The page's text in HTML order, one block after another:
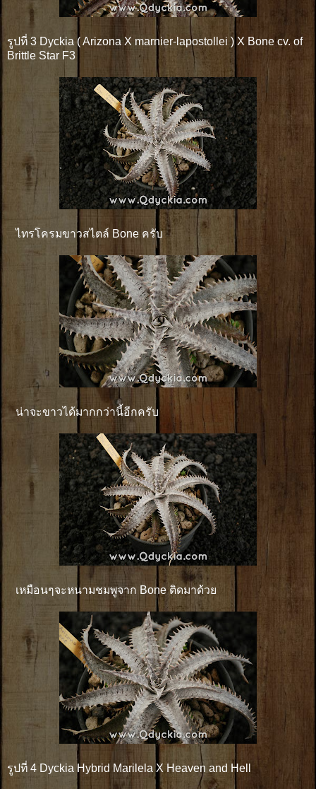
รูปที่ 3 Dyckia ( Arizona X marnier-lapostollei ) X Bone cv. of
Brittle Star F3
ไทรโครมขาวสไตล์ Bone ครับ
น่าจะขาวได้มากกว่านี้อีกครับ
เหมือนๆจะหนามชมพูจาก Bone ติดมาด้วย
รูปที่ 4 Dyckia Hybrid Marilela X Heaven and Hell